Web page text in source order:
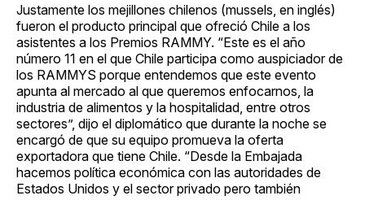
Justamente los mejillones chilenos (mussels, en inglés)
fueron el producto principal que ofreció Chile a los
asistentes a los Premios RAMMY. “Este es el año
número 11 en el que Chile participa como auspiciador de
los RAMMYS porque entendemos que este evento
apunta al mercado al que queremos enfocarnos, la
industria de alimentos y la hospitalidad, entre otros
sectores”, dijo el diplomático que durante la noche se
encargó de que su equipo promueva la oferta
exportadora que tiene Chile. “Desde la Embajada
hacemos política económica con las autoridades de
Estados Unidos y el sector privado pero también